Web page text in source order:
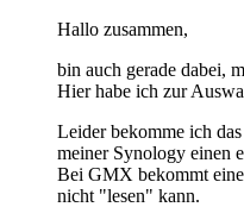
Hallo zusammen,
bin auch gerade dabei,
Hier habe ich zur
Leider bekomme ich
meiner Synology einen
Bei GMX bekommt
nicht "lesen" kann.